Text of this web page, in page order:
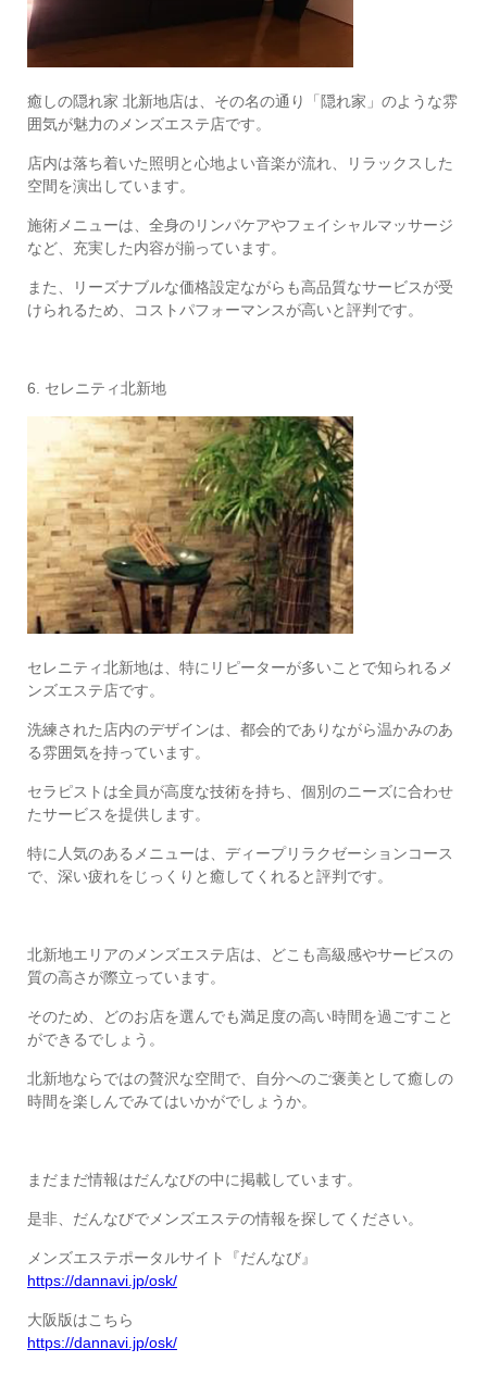
癒しの隠れ家 北新地店は、その名の通り「隠れ家」のような雰
囲気が魅力のメンズエステ店です。
店内は落ち着いた照明と心地よい音楽が流れ、リラックスした
空間を演出しています。
施術メニューは、全身のリンパケアやフェイシャルマッサージ
など、充実した内容が揃っています。
また、リーズナブルな価格設定ながらも高品質なサービスが受
けられるため、コストパフォーマンスが高いと評判です。
6. セレニティ北新地
セレニティ北新地は、特にリピーターが多いことで知られるメ
ンズエステ店です。
洗練された店内のデザインは、都会的でありながら温かみのあ
る雰囲気を持っています。
セラピストは全員が高度な技術を持ち、個別のニーズに合わせ
たサービスを提供します。
特に人気のあるメニューは、ディープリラクゼーションコース
で、深い疲れをじっくりと癒してくれると評判です。
北新地エリアのメンズエステ店は、どこも高級感やサービスの
質の高さが際立っています。
そのため、どのお店を選んでも満足度の高い時間を過ごすこと
ができるでしょう。
北新地ならではの贅沢な空間で、自分へのご褒美として癒しの
時間を楽しんでみてはいかがでしょうか。
まだまだ情報はだんなびの中に掲載しています。
是非、だんなびでメンズエステの情報を探してください。
メンズエステポータルサイト『だんなび』
https://dannavi.jp/osk/
大阪版はこちら
https://dannavi.jp/osk/